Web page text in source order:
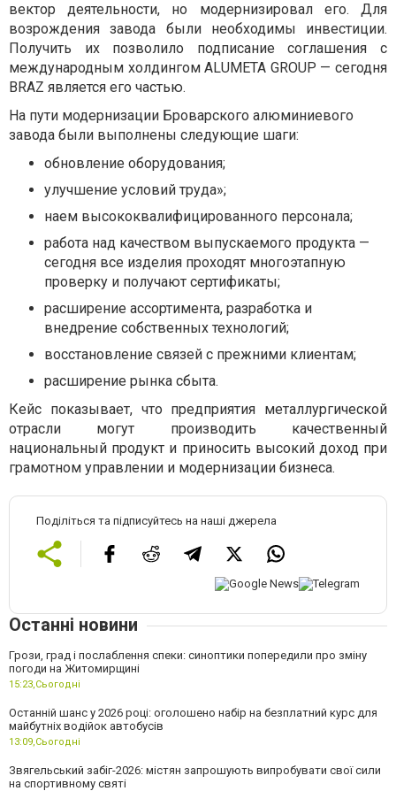
вектор деятельности, но модернизировал его. Для
возрождения завода были необходимы инвестиции.
Получить их позволило подписание соглашения с
международным холдингом ALUMETA GROUP — сегодня
BRAZ является его частью.
На пути модернизации Броварского алюминиевого
завода были выполнены следующие шаги:
обновление оборудования;
улучшение условий труда»;
наем высококвалифицированного персонала;
работа над качеством выпускаемого продукта —
сегодня все изделия проходят многоэтапную
проверку и получают сертификаты;
расширение ассортимента, разработка и
внедрение собственных технологий;
восстановление связей с прежними клиентам;
расширение рынка сбыта.
Кейс показывает, что предприятия металлургической
отрасли могут производить качественный
национальный продукт и приносить высокий доход при
грамотном управлении и модернизации бизнеса.
Поділіться та підписуйтесь на наші джерела
Останні новини
Грози, град і послаблення спеки: синоптики попередили про зміну
погоди на Житомирщині
15:23, Сьогодні
Останній шанс у 2026 році: оголошено набір на безплатний курс для
майбутніх водійок автобусів
13:09, Сьогодні
Звягельський забіг-2026: містян запрошують випробувати свої сили
на спортивному святі